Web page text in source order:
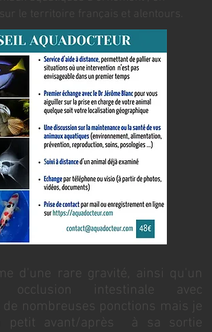
le territoire français et alentours.
d'une rare gravité, ainsi qu'un
intestinale avec
nombreuses ponctions mais je
petit avant/après à sa sortie